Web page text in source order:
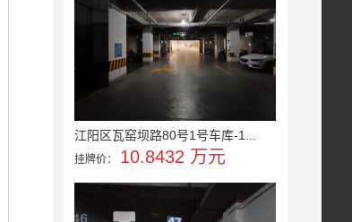
江阳区瓦窑坝路80号1号车库-1...
挂牌价： 10.8432 万元